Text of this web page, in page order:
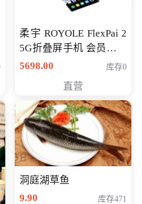
柔宇 ROYOLE FlexPai 2
5G折叠屏手机 会员专享
购买价格 4998元
5698.00 库存0
直营
洞庭湖草鱼
9.90
库存471